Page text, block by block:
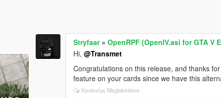
Stryfaar»OpenRPF (OpenIV.asi for GTA V
Hi,@Transmet
Congratulations on this release, and thanks
feature on your cards since we have this
Kontextus Megtekintése